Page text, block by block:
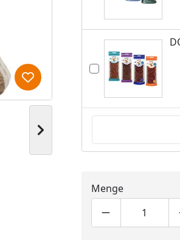
Nächstes Bild anzeigen
Produkt zur Wunschliste
Menge
Produktmenge